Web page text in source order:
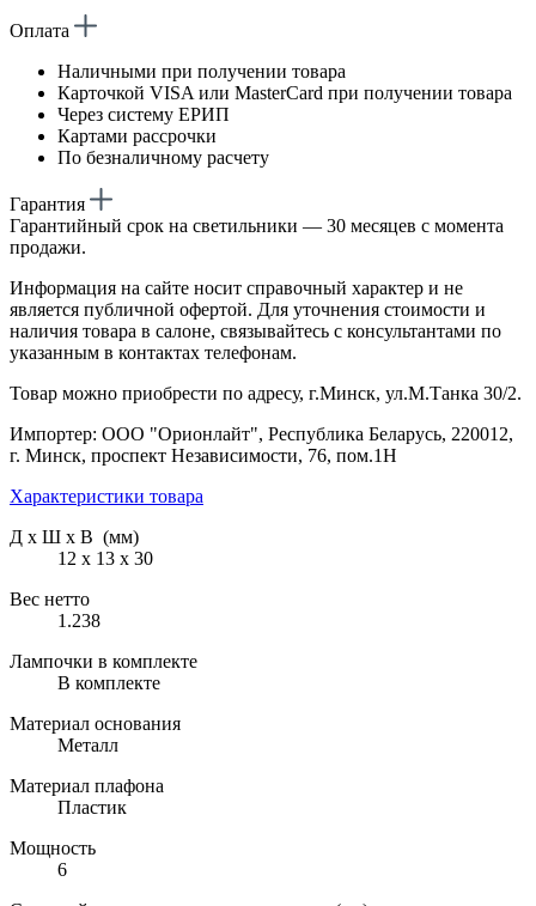
Оплата
Наличными при получении товара
Карточкой VISA или MasterCard при получении товара
Через систему ЕРИП
Картами рассрочки
По безналичному расчету
Гарантия
Гарантийный срок на светильники — 30 месяцев с момента
продажи.
Информация на сайте носит справочный характер и не
является публичной офертой. Для уточнения стоимости и
наличия товара в салоне, связывайтесь с консультантами по
указанным в контактах телефонам.
Товар можно приобрести по адресу, г.Минск, ул.М.Танка 30/2.
Импортер: ООО "Орионлайт", Республика Беларусь, 220012,
г. Минск, проспект Независимости, 76, пом.1Н
Характеристики товара
Д х Ш х В (мм)
12 х 13 х 30
Вес нетто
1.238
Лампочки в комплекте
В комплекте
Материал основания
Металл
Материал плафона
Пластик
Мощность
6